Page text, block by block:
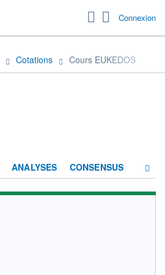
Connexion
Cotations Cours EUKEDOS
ANALYSES CONSENSUS